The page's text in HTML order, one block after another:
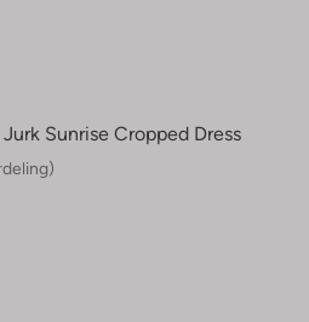
Sunrise Cropped Dress